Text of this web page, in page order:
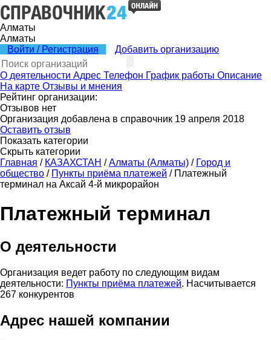
Алматы
Алматы
Войти / Регистрация
Добавить организацию
О деятельности Адрес Телефон График работы Описание
На карте Отзывы и мнения
Рейтинг организации:
Отзывов нет
Организация добавлена в справочник 19 апреля 2018
Оставить отзыв
Показать категории
Скрыть категории
Главная / КАЗАХСТАН / Алматы (Алматы) / Город и
общество / Пункты приёма платежей / Платежный
терминал на Аксай 4-й микрорайон
Платежный терминал
О деятельности
Организация ведет работу по следующим видам
деятельности: Пункты приёма платежей. Насчитывается
267 конкурентов
Адрес нашей компании